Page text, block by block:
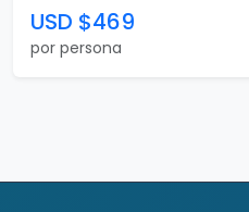
USD $469
por persona